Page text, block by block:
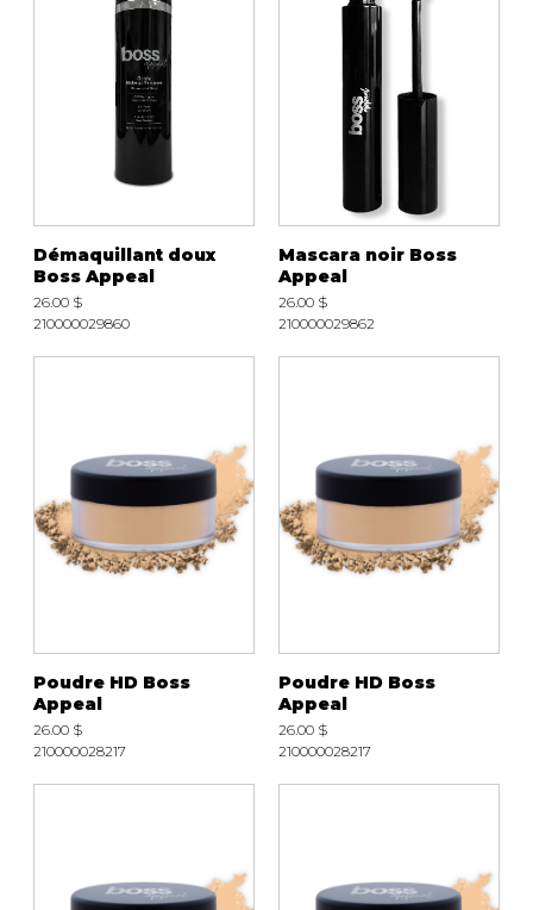
Démaquillant doux
Boss Appeal
26.00 $
210000029860
Mascara noir Boss
Appeal
26.00 $
210000029862
Poudre HD Boss
Appeal
26.00 $
210000028217
Poudre HD Boss
Appeal
26.00 $
210000028217